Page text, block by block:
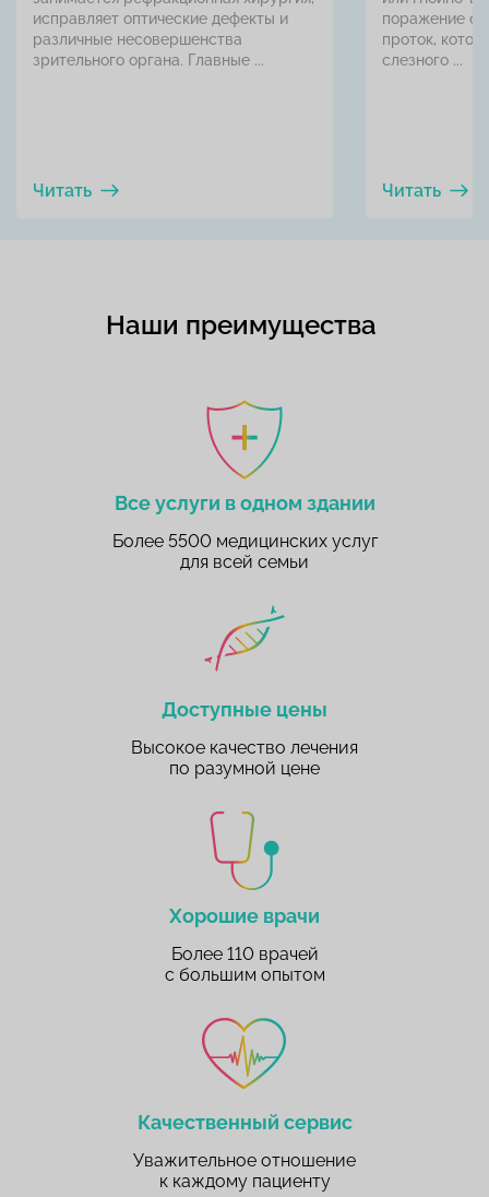
исправляет оптические дефекты и
различные несовершенства
зрительного органа. Главные ...
Читать
поражение
проток,
слезного ...
Читать
Наши преимущества
Все услуги в одном здании
Более 5500 медицинских услуг
для всей семьи
Доступные цены
Высокое качество лечения
по разумной цене
Хорошие врачи
Более 110 врачей
с большим опытом
Качественный сервис
Уважительное отношение
к каждому пациенту